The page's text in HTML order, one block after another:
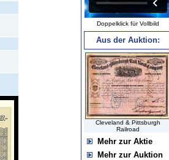
Doppelklick für Vollbild
Aus der Auktion:
Cleveland & Pittsburgh
Railroad
Mehr zur Aktie
Mehr zur Auktion